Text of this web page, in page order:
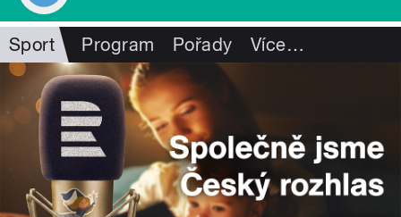
Sport Program Pořady Více…